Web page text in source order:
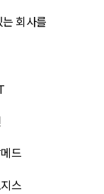
회사를
드
스